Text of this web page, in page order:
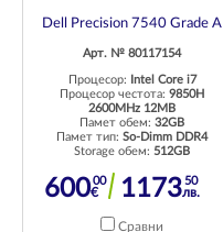
Dell Precision 7540 Grade A
Арт. № 80117154
Процесор:
Intel Core i7
Процесор честота:9850H
2600MHz 12MB
Памет обем:32GB
Памет тип:So-Dimm DDR4
Storage обем: 512GB
60000
€ 117350
лв.
Сравни